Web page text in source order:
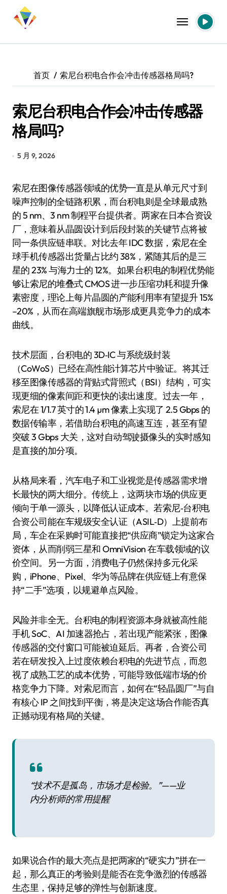
首页 索尼台积电合作会冲击传感器格局吗?
索尼台积电合作会冲击传感器
格局吗?
5 月 9, 2026
索尼在图像传感器领域的优势一直是从单元尺寸到
噪声控制的全链路积累，而台积电则是全球最成熟
的 5 nm、3 nm 制程平台提供者。两家在日本合资设
厂，意味着从晶圆设计到后段封装的关键节点将被
同一条供应链串联。对比去年 IDC 数据，索尼在全
球手机传感器出货量占比约 38%，紧随其后的是三
星的 23% 与海力士的 12%。如果台积电的制程优势能
够让索尼的堆叠式 CMOS 进一步压缩功耗和提升像
素密度，理论上每片晶圆的产能利用率有望提升 15%
–20%，从而在高端旗舰市场形成更具竞争力的成本
曲线。
技术层面，台积电的 3D‑IC 与系统级封装
（CoWoS）已经在高性能计算芯片中验证。将其迁
移至图像传感器的背贴式背照式（BSI）结构，可实
现更细的像素间距和更快的读出速度。过去一年，
索尼在 1/1.7 英寸的 1.4 µm 像素上实现了 2.5 Gbps 的
数据传输率，若借助台积电的高速互连，甚至有望
突破 3 Gbps 大关，这对自动驾驶摄像头的实时感知
是直接的加分项。
从格局来看，汽车电子和工业视觉是传感器需求增
长最快的两大细分。传统上，这两块市场的供应更
倾向于单一源头，以降低认证成本。若索尼‑台积电
合资公司能在车规级安全认证（ASIL‑D）上提前布
局，车企在采购时可能直接把“供应商”锁定为这家合
资体，从而削弱三星和 OmniVision 在车载领域的议
价空间。另一方面，消费电子仍然保持多元化采
购，iPhone、Pixel、华为等品牌在供应链上有意保
持“二手”选项，以规避单点风险。
风险并非全无。台积电的制程资源本身就被高性能
手机 SoC、AI 加速器抢占，若出现产能紧张，图像
传感器的交付窗口可能被迫延后。再者，合资公司
若在研发投入上过度依赖台积电的先进节点，而忽
视了成熟工艺的成本优势，可能导致低端市场的价
格竞争力下降。对索尼而言，如何在“轻晶圆厂”与自
有核心 IP 之间找到平衡，将是决定这场合作能否真
正撼动现有格局的关键。
“技术不是孤岛，市场才是检验。”——业
内分析师的常用提醒
如果说合作的最大亮点是把两家的“硬实力”拼在一
起，那么真正的考验则是能否在竞争激烈的传感器
生态里，保持足够的弹性与创新速度。